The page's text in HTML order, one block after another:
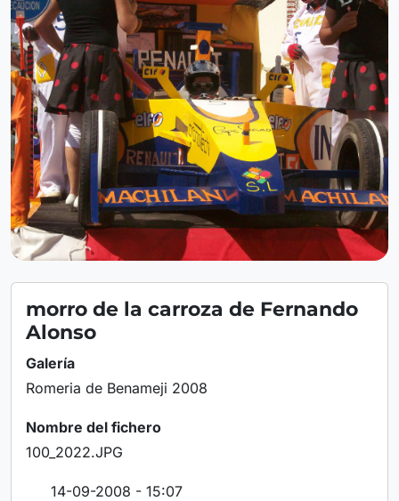
morro de la carroza de Fernando
Alonso
Galería
Romeria de Benameji 2008
Nombre del fichero
100_2022.JPG
14-09-2008 - 15:07